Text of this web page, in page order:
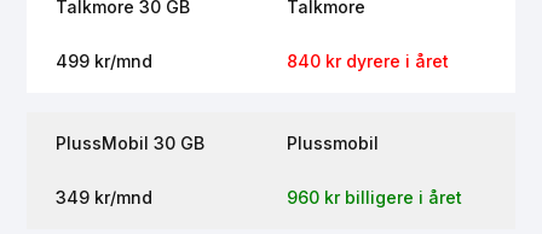
Talkmore 30 GB Talkmore
499 kr/mnd 840 kr dyrere i året
PlussMobil 30 GB Plussmobil
349 kr/mnd 960 kr billigere i året